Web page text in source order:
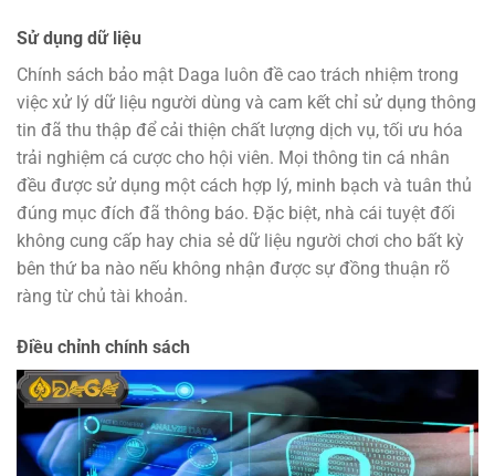
Sử dụng dữ liệu
Chính sách bảo mật Daga luôn đề cao trách nhiệm trong
việc xử lý dữ liệu người dùng và cam kết chỉ sử dụng thông
tin đã thu thập để cải thiện chất lượng dịch vụ, tối ưu hóa
trải nghiệm cá cược cho hội viên. Mọi thông tin cá nhân
đều được sử dụng một cách hợp lý, minh bạch và tuân thủ
đúng mục đích đã thông báo. Đặc biệt, nhà cái tuyệt đối
không cung cấp hay chia sẻ dữ liệu người chơi cho bất kỳ
bên thứ ba nào nếu không nhận được sự đồng thuận rõ
ràng từ chủ tài khoản.
Điều chỉnh chính sách